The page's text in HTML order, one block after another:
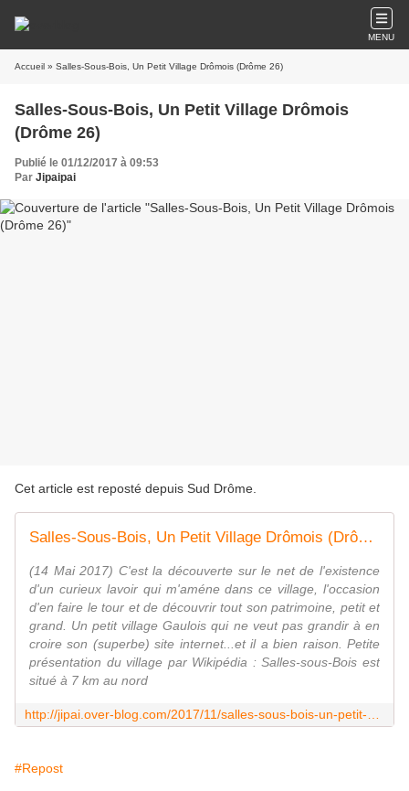
MENU
Accueil » Salles-Sous-Bois, Un Petit Village Drômois (Drôme 26)
Salles-Sous-Bois, Un Petit Village Drômois
(Drôme 26)
Publié le 01/12/2017 à 09:53
Par Jipaipai
Cet article est reposté depuis Sud Drôme
Salles-Sous-Bois, Un Petit Village Drômois (Drôme 26)
(14 Mai 2017) C'est la découverte sur le net de l'existence
d'un curieux lavoir qui m'améne dans ce village, l'occasion
d'en faire le tour et de découvrir tout son patrimoine, petit et
grand. Un petit village Gaulois qui ne veut pas grandir à en
croire son (superbe) site internet...et il a bien raison. Petite
présentation du village par Wikipédia : Salles-sous-Bois est
situé à 7 km au nord
#Repost